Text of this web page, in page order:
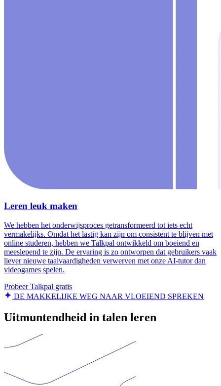
Leren leuk maken
We hebben het onderwijsproces getransformeerd tot iets echt
vermakelijks. Omdat het lastig kan zijn om consistent te blijven met
online studeren, hebben we Talkpal ontwikkeld om boeiend en
meeslepend te zijn. De ervaring is zo ontworpen dat gebruikers vaak
liever nieuwe taalvaardigheden verwerven met onze AI-tutor dan
videogames spelen.
Probeer Talkpal gratis
DE MAKKELIJKE WEG NAAR VLOEIEND SPREKEN
Uitmuntendheid in talen leren